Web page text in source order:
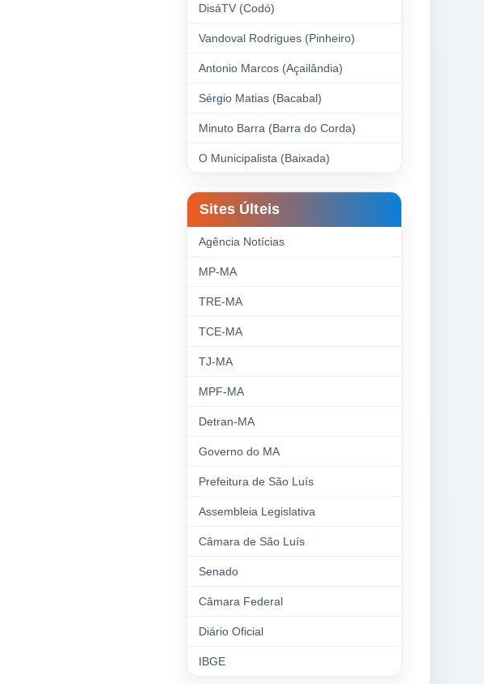
DisáTV (Codó)
Vandoval Rodrigues (Pinheiro)
Antonio Marcos (Açailândia)
Sérgio Matias (Bacabal)
Minuto Barra (Barra do Corda)
O Municipalista (Baixada)
Sites Últeis
Agência Notícias
MP-MA
TRE-MA
TCE-MA
TJ-MA
MPF-MA
Detran-MA
Governo do MA
Prefeitura de São Luís
Assembleia Legislativa
Câmara de São Luís
Senado
Câmara Federal
Diário Oficial
IBGE